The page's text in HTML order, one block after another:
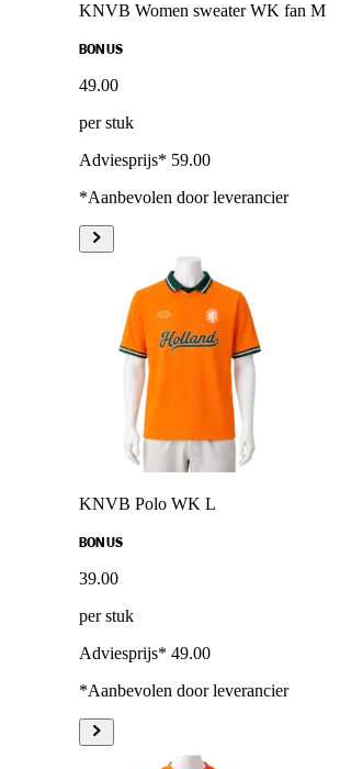
KNVB Women sweater WK fan M
BONUS
49.00
per stuk
Adviesprijs* 59.00
*Aanbevolen door leverancier
KNVB Polo WK L
BONUS
39.00
per stuk
Adviesprijs* 49.00
*Aanbevolen door leverancier